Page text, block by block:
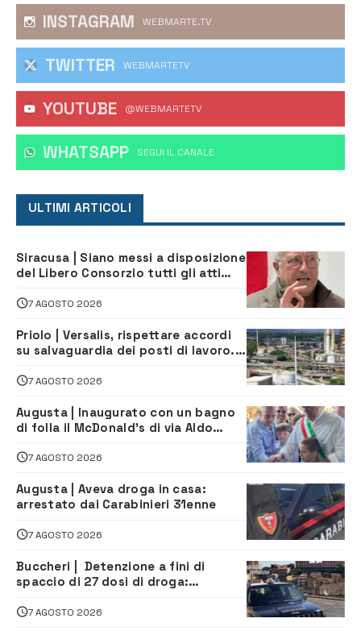
INSTAGRAM WEBMARTE.TV
TWITTER WEBMARTETV
YOUTUBE @WEBMARTETV
WHATSAPP ‎SEGUI IL CANALE
ULTIMI ARTICOLI
Siracusa | Siano messi a disposizione
del Libero Consorzio tutti gli atti
7 AGOSTO 2026
Priolo | Versalis, rispettare accordi
su salvaguardia dei posti di lavoro. Il
7 AGOSTO 2026
Augusta | Inaugurato con un bagno
di folla il McDonald’s di via Aldo
7 AGOSTO 2026
Augusta | Aveva droga in casa:
arrestato dai Carabinieri 31enne
7 AGOSTO 2026
Buccheri | Detenzione a fini di
spaccio di 27 dosi di droga:
7 AGOSTO 2026